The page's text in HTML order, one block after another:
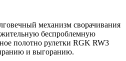
механизм сворачивания
беспроблемную
полотно рулетки RGK RW3
и выгоранию.